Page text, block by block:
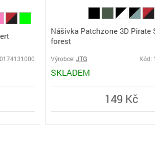
Nášivka Patchzone 3D Pirate
forest
Výrobce: JTG Kód:
SKLADEM
149 Kč